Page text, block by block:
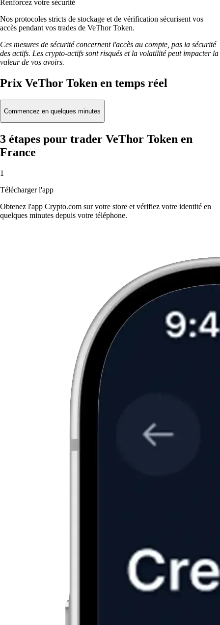
Renforcez votre sécurité
Nos protocoles stricts de stockage et de vérification sécurisent vos
accès pendant vos trades de VeThor Token.
Ces mesures de sécurité concernent l'accès au compte, pas la sécurité
des actifs. Les crypto-actifs sont risqués et la volatilité peut impacter la
valeur de vos avoirs.
Prix VeThor Token en temps réel
Commencez en quelques minutes
3 étapes pour trader VeThor Token en
France
1
Télécharger l'app
Obtenez l'app Crypto.com sur votre store et vérifiez votre identité en
quelques minutes depuis votre téléphone.